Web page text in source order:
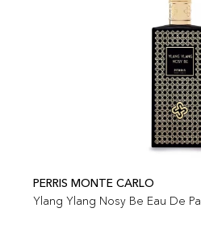
PERRIS MONTE CARLO
Ylang Ylang Nosy Be Eau De